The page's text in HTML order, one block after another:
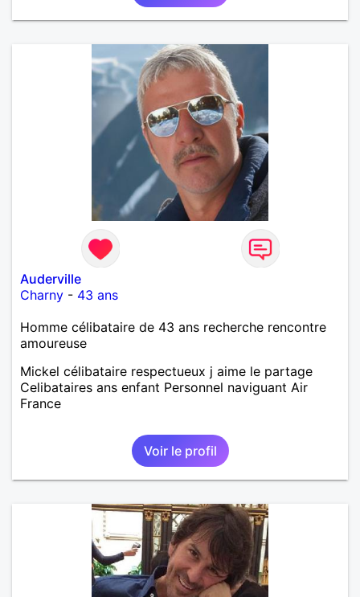
Auderville
Charny - 43 ans
Homme célibataire de 43 ans recherche rencontre
amoureuse
Mickel célibataire respectueux j aime le partage
Celibataires ans enfant Personnel naviguant Air
France
Voir le profil